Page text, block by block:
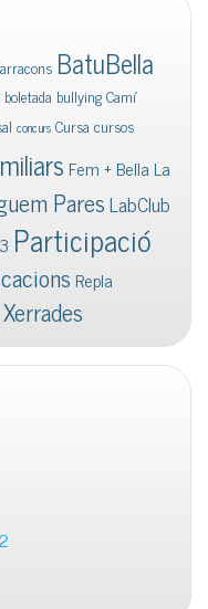
BatuBella
boletada bullyingCamí
concurs Cursa cursos
Fem + Bella La
ParesLabClub
Participació
Repla
Xerrades